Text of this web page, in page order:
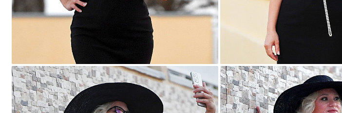
Seturi Perle cu Argint
Brățări cu Perle
Pandantive cu Perle